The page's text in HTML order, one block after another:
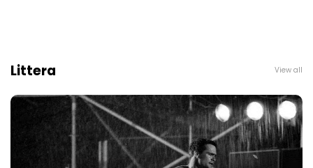
Littera View all